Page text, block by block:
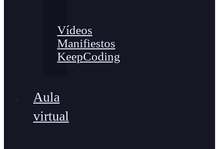
Vídeos
Manifiestos
KeepCoding
Aula
virtual